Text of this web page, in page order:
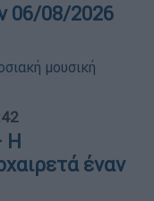
06/08/2026
Η
έναν